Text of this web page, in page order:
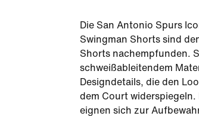
Die San Antonio Spurs
Swingman Shorts sind
Shorts nachempfunden.
schweißableitendem
Designdetails, die den
dem Court widerspiegeln.
eignen sich zur